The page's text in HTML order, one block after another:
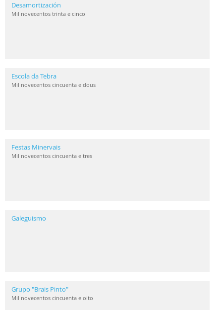
Desamortización
Mil novecentos trinta e cinco
Escola da Tebra
Mil novecentos cincuenta e dous
Festas Minervais
Mil novecentos cincuenta e tres
Galeguismo
Grupo "Brais Pinto"
Mil novecentos cincuenta e oito